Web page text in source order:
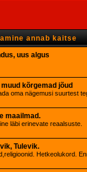
annab kaitse
uus algus
kõrgemad jõud
oma nägemusi suurtest
maailmad.
läbi erinevate reaalsuste.
Tulevik.
Hetkeolukord.